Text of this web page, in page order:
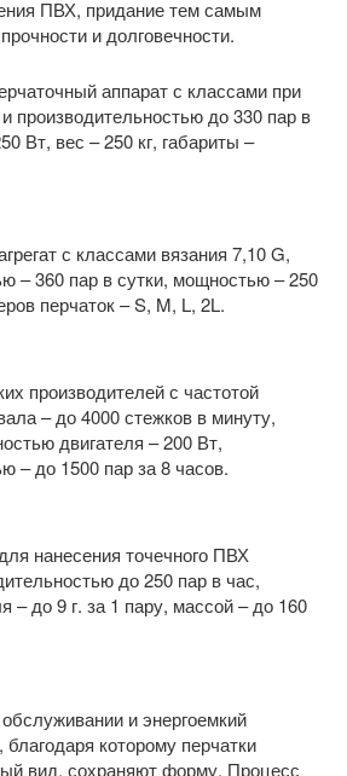
ПВХ, придание тем самым
и долговечности.
аппарат с классами при
производительностью до 330 пар в
Вт, вес – 250 кг, габариты –
с классами вязания 7,10 G,
– 360 пар в сутки, мощностью – 250
перчаток – S, M, L, 2L.
производителей с частотой
– до 4000 стежков в минуту,
двигателя – 200 Вт,
– до 1500 пар за 8 часов.
нанесения точечного ПВХ
до 250 пар в час,
– до 9 г. за 1 пару, массой – до 160
и энергоемкий
которому перчатки
вид, сохраняют форму. Процесс